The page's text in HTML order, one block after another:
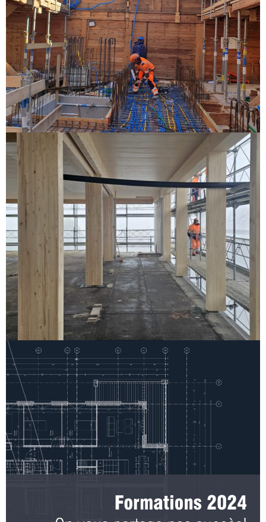
Visitez nos chantiers
Collège Mars à Ecublens